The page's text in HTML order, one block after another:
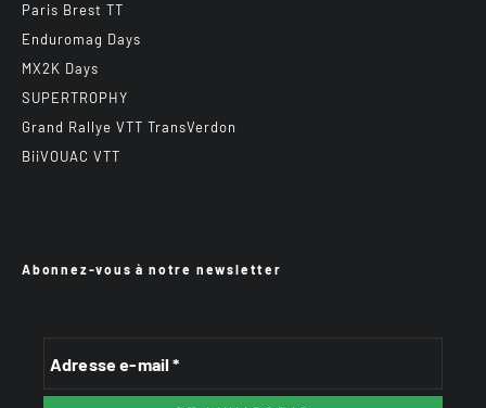
Paris Brest TT
Enduromag Days
MX2K Days
SUPERTROPHY
Grand Rallye VTT TransVerdon
BiiVOUAC VTT
Abonnez-vous à notre newsletter